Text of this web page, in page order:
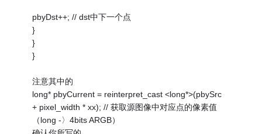
pbyDst++; // dst中下一个点
}
}
}
注意其中的
long* pbyCurrent = reinterpret_cast <long*>(pbySrc
+ pixel_width * xx); // 获取源图像中对应点的像素值
（long -〉4bits ARGB）